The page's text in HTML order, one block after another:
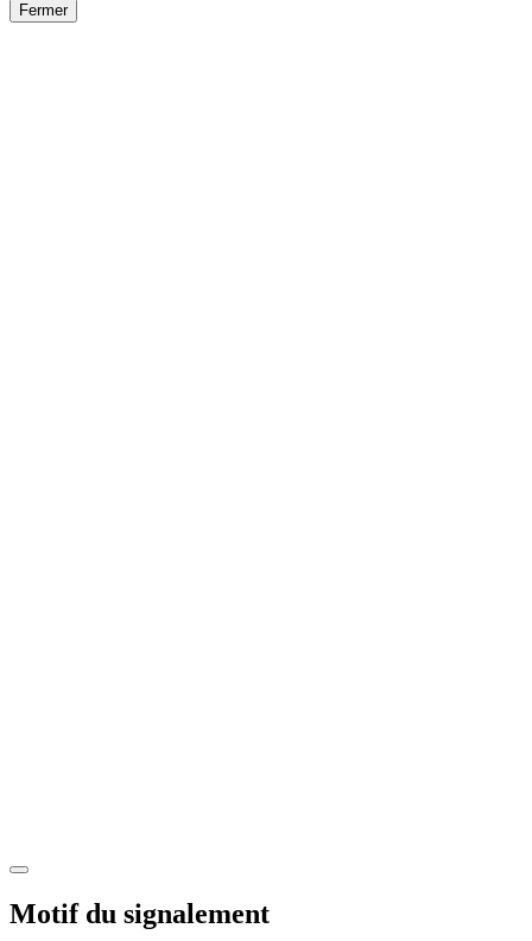
Fermer
Motif du signalement